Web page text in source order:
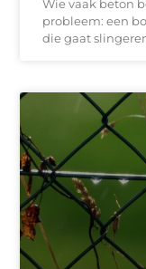
Wie vaak beton
probleem: een
die gaat